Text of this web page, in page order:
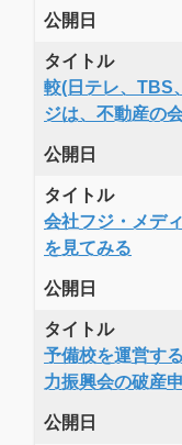
公開日
タイトル
較(日テレ、TBS
ジは、不動産の
公開日
タイトル
会社フジ・メデ
を見てみる
公開日
タイトル
予備校を運営す
力振興会の破産
公開日